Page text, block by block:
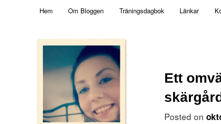
Militärmamman
Skip to primary content
Hem Om Bloggen Träningsdagbok Länkar
Ett
Posted on